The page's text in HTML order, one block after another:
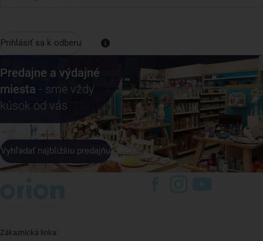
Prihlásiť sa k odberu
Predajne a výdajné
miesta - sme vždy
kúsok od vás
Vyhľadať najbližšiu predajňu
Zákaznická linka: